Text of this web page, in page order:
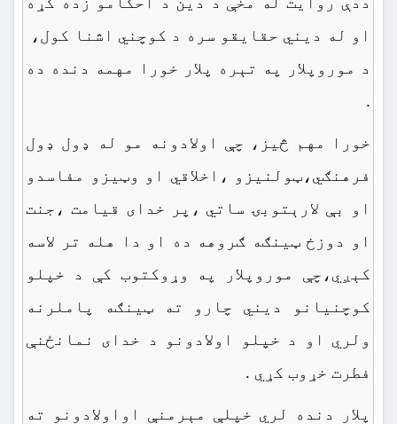
او له دیني حقایقو سره د کوچني اشنا کول،
د موروپلار په تېره پلار خورا مهمه دنده ده
.
خورا مهم څیز، چې اولادونه مو له ډول ډول
فرهنګي،ټولنيزو ،اخلاقي او وټیزو مفاسدو
او بې لارېتوبۍ ساتي ،پر خدای قیامت ،جنت
او دوزخ ټینګه ګروهه ده او دا هله تر لاسه
کېږي،چې موروپلار په وړوکتوب کې د خپلو
کوچنیانو دیني چارو ته ټینګه پاملرنه
ولري او د خپلو اولادونو د خدای نمانځنې
فطرت خړوب کړي .
پلار دنده لري خپلې مېرمنې اواولادونو ته